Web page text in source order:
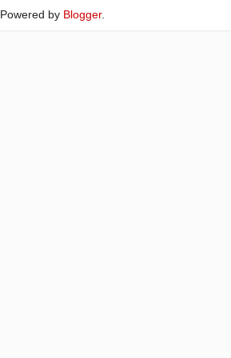
Powered by Blogger.